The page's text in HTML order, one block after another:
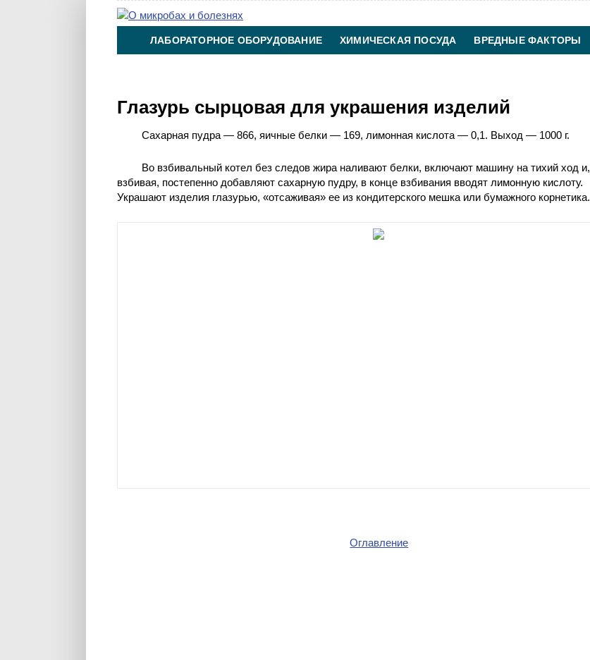
ЛАБОРАТОРНОЕ ОБОРУДОВАНИЕ ХИМИЧЕСКАЯ ПОСУДА ВРЕДНЫЕ ФАКТОРЫ
Глазурь сырцовая для украшения изделий
Сахарная пудра — 866, яичные белки — 169, лимонная кислота — 0,1. Выход — 1000 г.
Во взбивальный котел без следов жира наливают белки, включают машину на тихий ход и,
взбивая, постепенно добавляют сахарную пудру, в конце взбивания вводят лимонную кислоту.
Украшают изделия глазурью, «отсаживая» ее из кондитерского мешка или бумажного корнетика.
Оглавление